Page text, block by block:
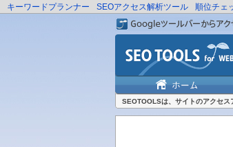
キーワードプランナー SEOアクセス解析ツール 順位チェ
SEOTOOLSは、サイトのアクセス